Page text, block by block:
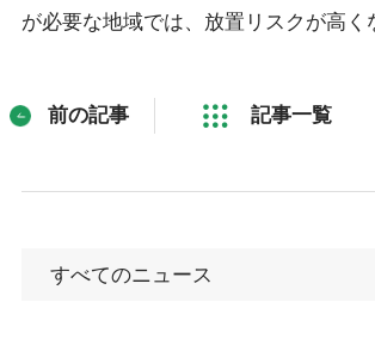
が必要な地域では、放置リスクが高く
前の記事 記事一覧
すべてのニュース